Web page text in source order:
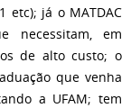
etc); já o MATDAC
necessitam, em
de alto custo; o
que venha
a UFAM; tem